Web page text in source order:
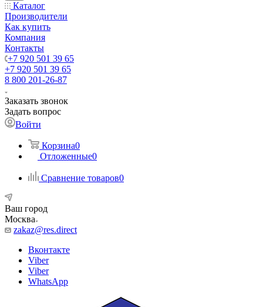
Каталог
Производители
Как купить
Компания
Контакты
+7 920 501 39 65
+7 920 501 39 65
8 800 201-26-87
Заказать звонок
Задать вопрос
Войти
Корзина0
Отложенные0
Сравнение товаров0
Ваш город
Москва
zakaz@res.direct
Вконтакте
Viber
Viber
WhatsApp